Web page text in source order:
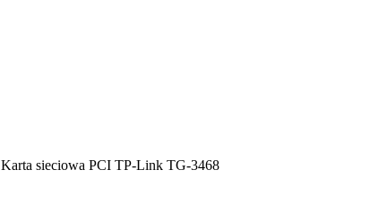
Karta sieciowa PCI TP-Link TG-3468